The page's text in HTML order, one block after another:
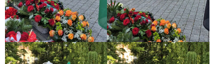
O
NAS
KONTAKT
Projekt